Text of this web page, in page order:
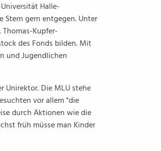
Halle-
Stern gern entgegen. Unter
Kupfer-
des Fonds bilden. Mit
und Jugendlichen
Unirektor. Die MLU stehe
vor allem "die
durch Aktionen wie die
früh müsse man Kinder